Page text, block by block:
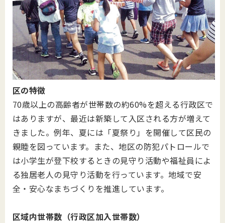
区の特徴
70歳以上の高齢者が世帯数の約60%を超える行政区で
はありますが、最近は新築して入区される方が増えて
きました。例年、夏には「夏祭り」を開催して区民の
親睦を図っています。また、地区の防犯パトロールで
は小学生が登下校するときの見守り活動や福祉員によ
る独居老人の見守り活動を行っています。地域で安
全・安心なまちづくりを推進しています。
区域内世帯数（行政区加入世帯数）